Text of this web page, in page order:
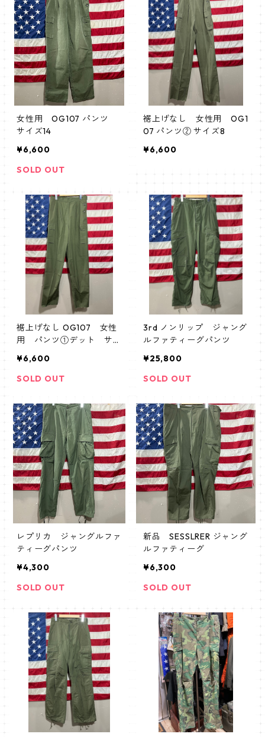
女性用 OG107 パンツ
サイズ14
¥6,600
SOLD OUT
裾上げなし 女性用 OG1
07 パンツ② サイズ8
¥6,600
裾上げなし OG107 女性
用 パンツ①デット サイ
¥6,600
SOLD OUT
3rd ノンリップ ジャング
ルファティーグパンツ
¥25,800
SOLD OUT
レプリカ ジャングルファ
ティーグパンツ
¥4,300
SOLD OUT
新品 SESSLRER ジャング
ルファティーグ
¥6,300
SOLD OUT